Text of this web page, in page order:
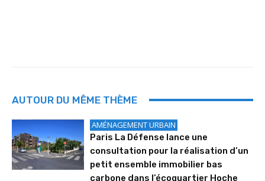
AUTOUR DU MÊME THÈME
AMÉNAGEMENT URBAIN
Paris La Défense lance une
consultation pour la réalisation d’un
petit ensemble immobilier bas
carbone dans l’écoquartier Hoche